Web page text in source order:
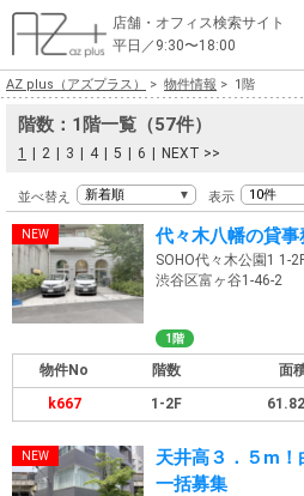
店舗・オフィス検索サイト
平日／9:30〜18:00
物件総合検索
エリアで探す
業種で探す
広さで探す
賃料から探す
こだわりで探す
店舗・オフィス物件を探す
テナントビルオーナー様へ
AZ plus（アズプラス） 物件情報 1階
階数：1階一覧（57件）
1 2 3 4 5 6 NEXT >>
並べ替え 表示
代々木八幡の貸
SOHO代々木公園1 1-
渋谷区富ヶ谷1-46-2
1階
物件No 階数 面
k667 1-2F
天井高３．５m！
一括募集